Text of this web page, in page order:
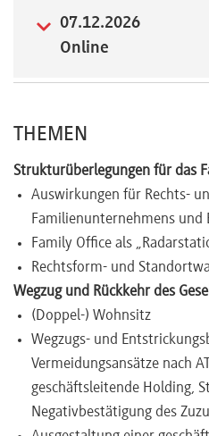
Newsletter
07.12.2026
Online
THEMEN
Strukturüberlegungen für das
Auswirkungen für Rechts-
Familienunternehmens und
Family Office als
Rechtsform- und
Wegzug und Rückkehr des
(Doppel-) Wohnsitz
Wegzugs- und
Vermeidungsansätze nach
geschäftsleitende Holding,
Negativbestätigung des